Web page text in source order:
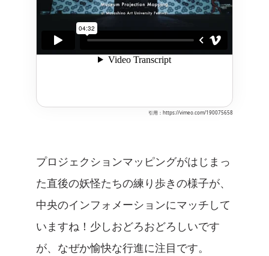
引用：https://vimeo.com/190075658
プロジェクションマッピングがはじまっ
た直後の妖怪たちの練り歩きの様子が、
中央のインフォメーションにマッチして
いますね！少しおどろおどろしいです
が、なぜか愉快な行進に注目です。